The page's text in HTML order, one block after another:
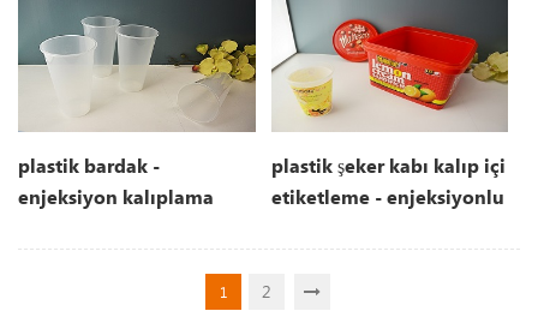
plastik bardak -
enjeksiyon kalıplama
plastik şeker kabı kalıp içi
etiketleme - enjeksiyonlu
1
2